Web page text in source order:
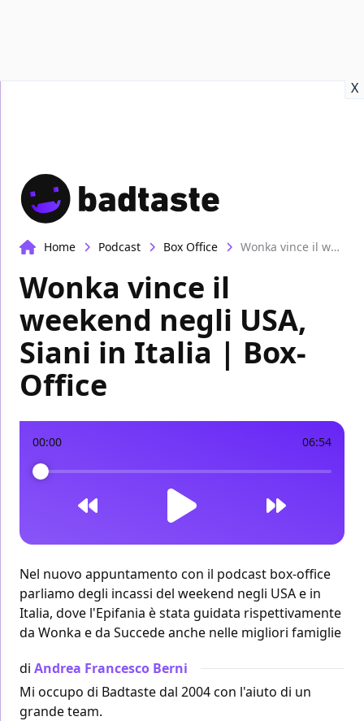
X
Home Podcast Box Office Wonka vince il weekend negli USA, Siani in Italia | Box-Office
Wonka vince il
weekend negli USA,
Siani in Italia | Box-
Office
00:00 06:54
Nel nuovo appuntamento con il podcast box-office
parliamo degli incassi del weekend negli USA e in
Italia, dove l'Epifania è stata guidata rispettivamente
da Wonka e da Succede anche nelle migliori famiglie
di Andrea Francesco Berni
Mi occupo di Badtaste dal 2004 con l'aiuto di un
grande team.